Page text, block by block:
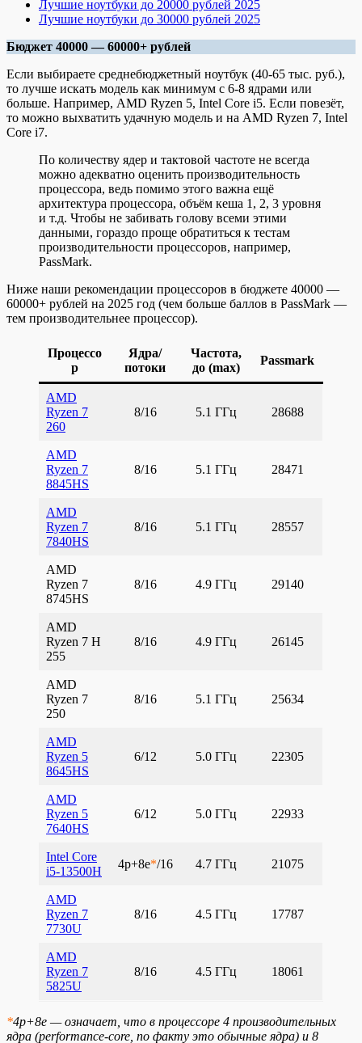
Лучшие ноутбуки до 20000 рублей 2025
Лучшие ноутбуки до 30000 рублей 2025
Бюджет 40000 — 60000+ рублей
Если выбираете среднебюджетный ноутбук (40-65 тыс. руб.),
то лучше искать модель как минимум с 6-8 ядрами или
больше. Например, AMD Ryzen 5, Intel Core i5. Если повезёт,
то можно выхватить удачную модель и на AMD Ryzen 7, Intel
Core i7.
По количеству ядер и тактовой частоте не всегда
можно адекватно оценить производительность
процессора, ведь помимо этого важна ещё
архитектура процессора, объём кеша 1, 2, 3 уровня
и т.д. Чтобы не забивать голову всеми этими
данными, гораздо проще обратиться к тестам
производительности процессоров, например,
PassMark.
Ниже наши рекомендации процессоров в бюджете 40000 —
60000+ рублей на 2025 год (чем больше баллов в PassMark —
тем производительнее процессор).
Процессо
р
Ядра/
потоки
Частота,
до (max)
Passmark
AMD
Ryzen 7
260
8/16 5.1 ГГц 28688
AMD
Ryzen 7
8845HS
8/16 5.1 ГГц 28471
AMD
Ryzen 7
7840HS
8/16 5.1 ГГц 28557
AMD
Ryzen 7
8745HS
8/16 4.9 ГГц 29140
AMD
Ryzen 7 H
255
8/16 4.9 ГГц 26145
AMD
Ryzen 7
250
8/16 5.1 ГГц 25634
AMD
Ryzen 5
8645HS
6/12 5.0 ГГц 22305
AMD
Ryzen 5
7640HS
6/12 5.0 ГГц 22933
Intel Core
i5-13500H
4p+8e*/16 4.7 ГГц 21075
AMD
Ryzen 7
7730U
8/16 4.5 ГГц 17787
AMD
Ryzen 7
5825U
8/16 4.5 ГГц 18061
*4p+8e — означает, что в процессоре 4 производительных
ядра (performance-core, по факту это обычные ядра) и 8